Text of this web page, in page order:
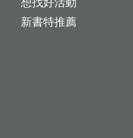
想找好活動
新書特推薦